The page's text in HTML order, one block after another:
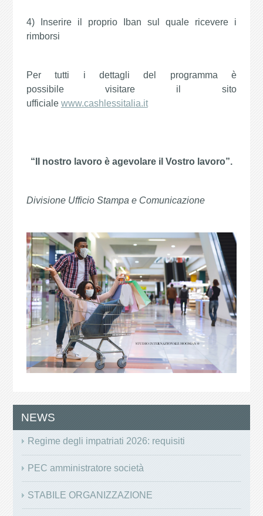
4) Inserire il proprio Iban sul quale ricevere i
rimborsi
Per tutti i dettagli del programma è
possibile visitare il sito
ufficiale www.cashlessitalia.it
“Il nostro lavoro è agevolare il Vostro lavoro”.
Divisione Ufficio Stampa e Comunicazione
NEWS
Regime degli impatriati 2026: requisiti
PEC amministratore società
STABILE ORGANIZZAZIONE